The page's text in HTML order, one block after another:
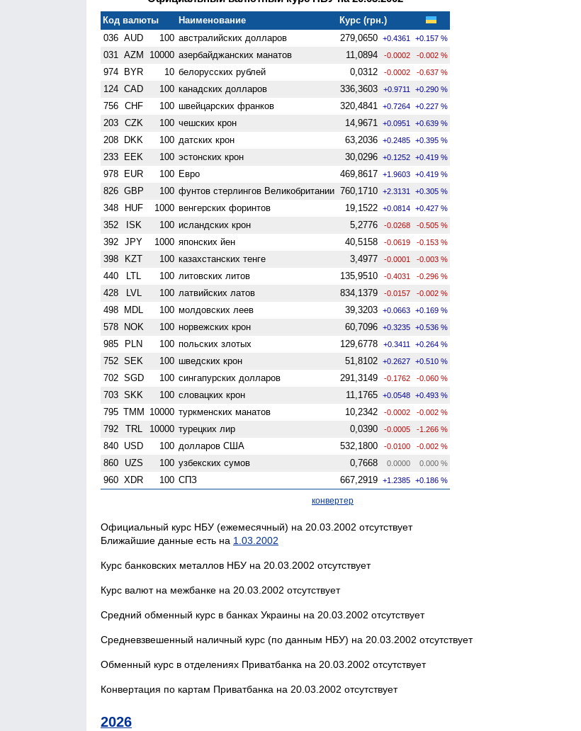
Код валюты Наименование
Курс (грн.)
036 AUD 100 австралийских долларов 279,0650 +0.4361 +0.157 %
031 AZM 10000 азербайджанских манатов 11,0894 -0.0002 -0.002 %
974 BYR 10 белорусских рублей 0,0312 -0.0002 -0.637 %
124 CAD 100 канадских долларов 336,3603 +0.9711 +0.290 %
756 CHF 100 швейцарских франков 320,4841 +0.7264 +0.227 %
203 CZK 100 чешских крон 14,9671 +0.0951 +0.639 %
208 DKK 100 датских крон 63,2036 +0.2485 +0.395 %
233 EEK 100 эстонских крон 30,0296 +0.1252 +0.419 %
978 EUR 100 Евро 469,8617 +1.9603 +0.419 %
826 GBP 100 фунтов стерлингов Велико­британии 760,1710 +2.3131 +0.305 %
348 HUF 1000 венгерских форинтов 19,1522 +0.0814 +0.427 %
352 ISK 100 исландских крон 5,2776 -0.0268 -0.505 %
392 JPY 1000 японских йен 40,5158 -0.0619 -0.153 %
398 KZT 100 казахстанских тенге 3,4977 -0.0001 -0.003 %
440 LTL 100 литовских литов 135,9510 -0.4031 -0.296 %
428 LVL 100 латвийских латов 834,1379 -0.0157 -0.002 %
498 MDL 100 молдовских леев 39,3203 +0.0663 +0.169 %
578 NOK 100 норвежских крон 60,7096 +0.3235 +0.536 %
985 PLN 100 польских злотых 129,6778 +0.3411 +0.264 %
752 SEK 100 шведских крон 51,8102 +0.2627 +0.510 %
702 SGD 100 сингапурских долларов 291,3149 -0.1762 -0.060 %
703 SKK 100 словацких крон 11,1765 +0.0548 +0.493 %
795 TMM 10000 туркменских манатов 10,2342 -0.0002 -0.002 %
792 TRL 10000 турецких лир 0,0390 -0.0005 -1.266 %
840 USD 100 долларов США 532,1800 -0.0100 -0.002 %
860 UZS 100 узбекских сумов 0,7668 0.0000 0.000 %
960 XDR 100 СПЗ 667,2919 +1.2385 +0.186 %
конвертер
Официальный курс НБУ (ежемесячный) на 20.03.2002 отсутствует
Ближайшие данные есть на 1.03.2002
Курс банковских металлов НБУ на 20.03.2002 отсутствует
Курс валют на межбанке на 20.03.2002 отсутствует
Средний обменный курс в банках Украины на 20.03.2002 отсутствует
Средневзвешенный наличный курс (по данным НБУ) на 20.03.2002 отсутствует
Обменный курс в отделениях Приватбанка на 20.03.2002 отсутствует
Конвертация по картам Приватбанка на 20.03.2002 отсутствует
2026